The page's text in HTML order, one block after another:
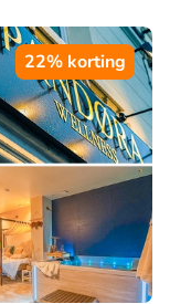
22% korting